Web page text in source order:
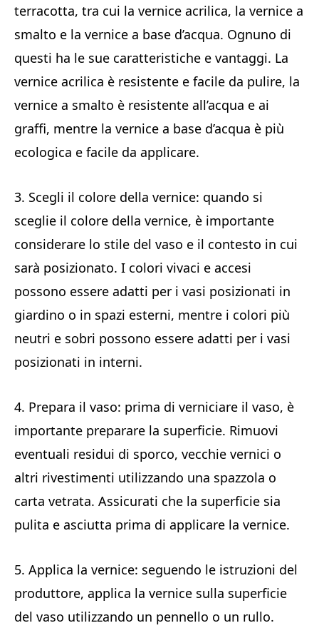
terracotta, tra cui la vernice acrilica, la vernice a
smalto e la vernice a base d’acqua. Ognuno di
questi ha le sue caratteristiche e vantaggi. La
vernice acrilica è resistente e facile da pulire, la
vernice a smalto è resistente all’acqua e ai
graffi, mentre la vernice a base d’acqua è più
ecologica e facile da applicare.
3. Scegli il colore della vernice: quando si
sceglie il colore della vernice, è importante
considerare lo stile del vaso e il contesto in cui
sarà posizionato. I colori vivaci e accesi
possono essere adatti per i vasi posizionati in
giardino o in spazi esterni, mentre i colori più
neutri e sobri possono essere adatti per i vasi
posizionati in interni.
4. Prepara il vaso: prima di verniciare il vaso, è
importante preparare la superficie. Rimuovi
eventuali residui di sporco, vecchie vernici o
altri rivestimenti utilizzando una spazzola o
carta vetrata. Assicurati che la superficie sia
pulita e asciutta prima di applicare la vernice.
5. Applica la vernice: seguendo le istruzioni del
produttore, applica la vernice sulla superficie
del vaso utilizzando un pennello o un rullo.